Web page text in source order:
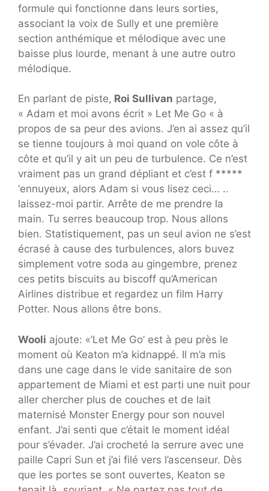
formule qui fonctionne dans leurs sorties,
associant la voix de Sully et une première
section anthémique et mélodique avec une
baisse plus lourde, menant à une autre outro
mélodique.
En parlant de piste, Roi Sullivan partage,
« Adam et moi avons écrit » Let Me Go « à
propos de sa peur des avions. J’en ai assez qu’il
se tienne toujours à moi quand on vole côte à
côte et qu’il y ait un peu de turbulence. Ce n’est
vraiment pas un grand dépliant et c’est f *****
‘ennuyeux, alors Adam si vous lisez ceci… ..
laissez-moi partir. Arrête de me prendre la
main. Tu serres beaucoup trop. Nous allons
bien. Statistiquement, pas un seul avion ne s’est
écrasé à cause des turbulences, alors buvez
simplement votre soda au gingembre, prenez
ces petits biscuits au biscoff qu’American
Airlines distribue et regardez un film Harry
Potter. Nous allons être bons.
Wooli ajoute: «’Let Me Go’ est à peu près le
moment où Keaton m’a kidnappé. Il m’a mis
dans une cage dans le vide sanitaire de son
appartement de Miami et est parti une nuit pour
aller chercher plus de couches et de lait
maternisé Monster Energy pour son nouvel
enfant. J’ai senti que c’était le moment idéal
pour s’évader. J’ai crocheté la serrure avec une
paille Capri Sun et j’ai filé vers l’ascenseur. Dès
que les portes se sont ouvertes, Keaton se